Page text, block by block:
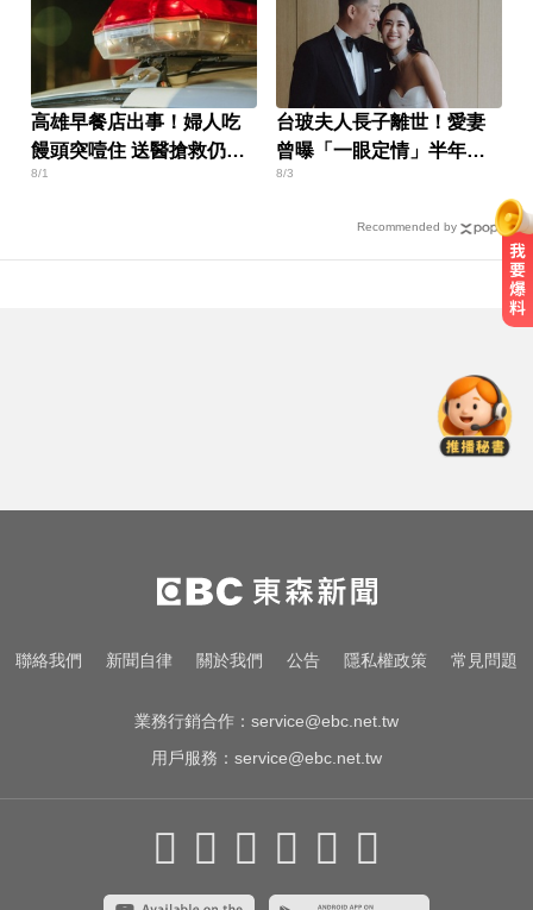
高雄早餐店出事！婦人吃
饅頭突噎住 送醫搶救仍不
治
8/1
台玻夫人長子離世！愛妻
曾曝「一眼定情」半年就
定終身
8/3
Recommended by
列國家災難
醫起看／20歲男私密處驚見「白刺
顆粒」醫揭真相
疑追星遭網暴！女網紅情緒崩潰 直
聯絡我們 新聞自律 關於我們 公告 隱私權政策 常見問題
業務行銷合作： service@ebc.net.tw
用戶服務： service@ebc.net.tw